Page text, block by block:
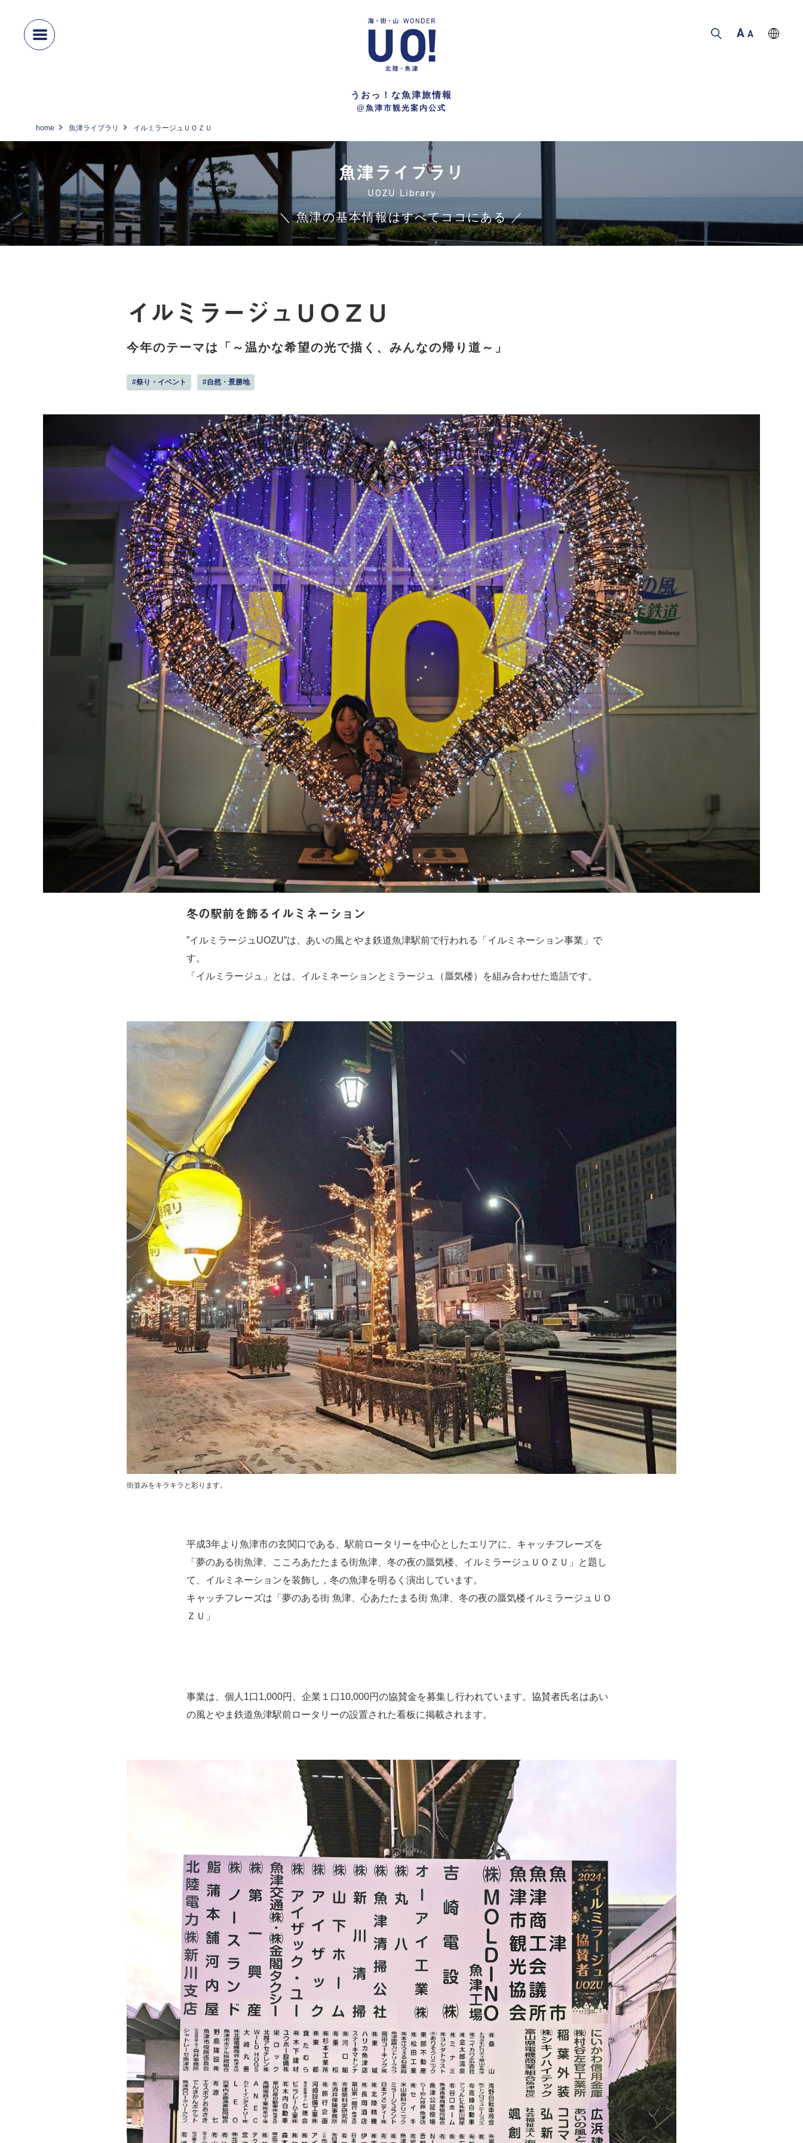
うおっ！な魚津旅情報
@魚津市観光案内公式
home 魚津ライブラリ イルミラージュＵＯＺＵ
魚津ライブラリ
UOZU Library
＼ 魚津の基本情報はすべてココにある ／
イルミラージュＵＯＺＵ
今年のテーマは「～温かな希望の光で描く、みんなの帰り道～」
#祭り・イベント #自然・景勝地
冬の駅前を飾るイルミネーション
”イルミラージュUOZU”は、あいの風とやま鉄道魚津駅前で行われる「イルミネーション事業」で
す。
「イルミラージュ」とは、イルミネーションとミラージュ（蜃気楼）を組み合わせた造語です。
街並みをキラキラと彩ります。
平成3年より魚津市の玄関口である、駅前ロータリーを中心としたエリアに、キャッチフレーズを
「夢のある街魚津、こころあたたまる街魚津、冬の夜の蜃気楼、イルミラージュＵＯＺＵ」と題し
て、イルミネーションを装飾し，冬の魚津を明るく演出しています。
キャッチフレーズは「夢のある街 魚津、心あたたまる街 魚津、冬の夜の蜃気楼イルミラージュＵＯ
ＺＵ」
事業は、個人1口1,000円、企業１口10,000円の協賛金を募集し行われています。協賛者氏名はあい
の風とやま鉄道魚津駅前ロータリーの設置された看板に掲載されます。